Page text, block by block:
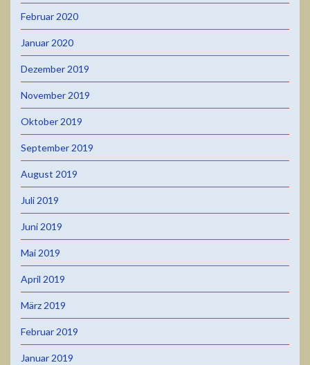
Februar 2020
Januar 2020
Dezember 2019
November 2019
Oktober 2019
September 2019
August 2019
Juli 2019
Juni 2019
Mai 2019
April 2019
März 2019
Februar 2019
Januar 2019